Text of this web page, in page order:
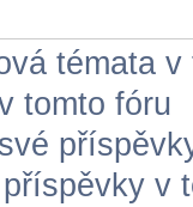
témata v
tomto fóru
v